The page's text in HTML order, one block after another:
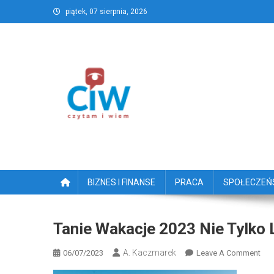
to
piątek, 07 sierpnia, 2026
CzytamiWiem.pl –
BIZNES I FINANSE PRACA
Tanie Wakacje 2023 Nie Tylko
06/07/2023 A. Kaczmarek Leave A CommentOn